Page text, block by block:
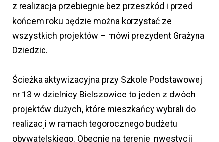
z realizacja przebiegnie bez przeszkód i przed
końcem roku będzie można korzystać ze
wszystkich projektów – mówi prezydent Grażyna
Dziedzic.
Ścieżka aktywizacyjna przy Szkole Podstawowej
nr 13 w dzielnicy Bielszowice to jeden z dwóch
projektów dużych, które mieszkańcy wybrali do
realizacji w ramach tegorocznego budżetu
obywatelskiego. Obecnie na terenie inwestycji